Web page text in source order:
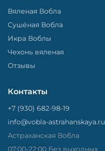
Вяленая Вобла
Сушёная Вобла
Икра Воблы
Чехонь вяленая
Отзывы
Контакты
+7 (930) 682-98-19
info@vobla-astrahanskaya.ru
Астраханская Вобла
07:00-22:00 Без выходных